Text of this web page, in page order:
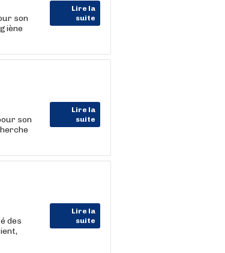
Lire la
suite
son
Lire la
suite
son
Lire la
suite
des